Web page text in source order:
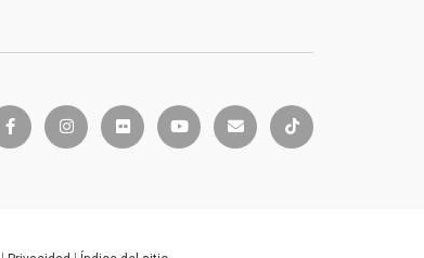
facebook-finstagramflickr youtube envelope tiktok